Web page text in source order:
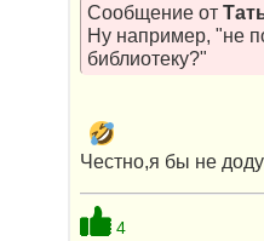
Сообщение от
Ну например, "не
библиотеку?"
Честно,я бы не
4